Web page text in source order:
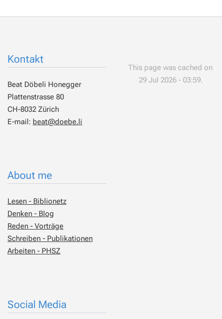
Kontakt
Beat Döbeli Honegger
Plattenstrasse 80
CH-8032 Zürich
E-mail: beat@doebe.li
About me
Lesen - Biblionetz
Denken - Blog
Reden - Vorträge
Schreiben - Publikationen
Arbeiten - PHSZ
Social Media
This page was cached on
29 Jul 2026 - 03:59.